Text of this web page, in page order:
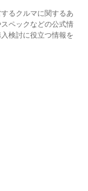
るクルマに関するあ
ペックなどの公式情
検討に役立つ情報を